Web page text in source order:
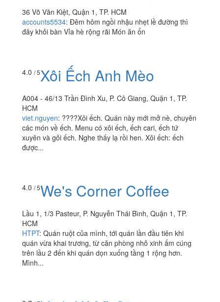
36 Võ Văn Kiệt, Quận 1, TP. HCM
accounts5534: Đêm hôm ngồi nhậu nhẹt lề đường thì
đây khỏi bàn Vỉa hè rộng rãi Món ăn ổn
4.0 / 5Xôi Ếch Anh Mèo
A004 - 46/13 Trần Đình Xu, P. Cô Giang, Quận 1, TP.
HCM
được...
4.0/ 5We's Corner Coffee
Lầu 1, 1/3 Pasteur, P. Nguyễn Thái Bình, Quận 1, TP.
HCM